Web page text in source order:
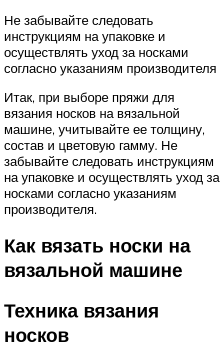
Не забывайте следовать
инструкциям на упаковке и
осуществлять уход за носками
согласно указаниям производителя
Итак, при выборе пряжи для
вязания носков на вязальной
машине, учитывайте ее толщину,
состав и цветовую гамму. Не
забывайте следовать инструкциям
на упаковке и осуществлять уход за
носками согласно указаниям
производителя.
Как вязать носки на
вязальной машине
Техника вязания
носков